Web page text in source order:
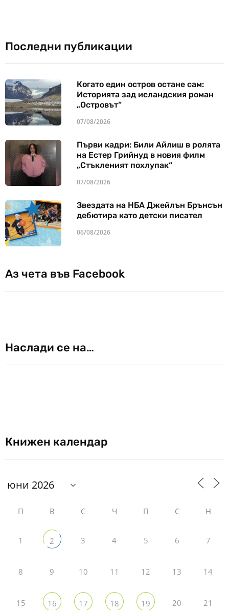
Последни публикации
Когато един остров остане сам:
Историята зад исландския роман
„Островът“
07/08/2026
Първи кадри: Били Айлиш в ролята
на Естер Грийнуд в новия филм
„Стъкленият похлупак“
07/08/2026
Звездата на НБА Джейлън Брънсън
дебютира като детски писател
06/08/2026
Аз чета във Facebook
Наслади се на…
Книжен календар
П В С Ч П С Н
1 2 3 4 5 6 7
8 9 10 11 12 13 14
15 16 17 18 19 20 21